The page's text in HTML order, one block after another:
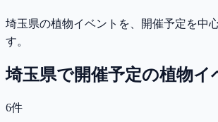
埼玉県の植物イベントを、開催予定を中
す。
埼玉県で開催予定の植物イ
6件